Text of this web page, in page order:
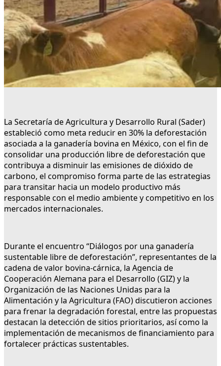
La Secretaría de Agricultura y Desarrollo Rural (Sader)
estableció como meta reducir en 30% la deforestación
asociada a la ganadería bovina en México, con el fin de
consolidar una producción libre de deforestación que
contribuya a disminuir las emisiones de dióxido de
carbono, el compromiso forma parte de las estrategias
para transitar hacia un modelo productivo más
responsable con el medio ambiente y competitivo en los
mercados internacionales.
Durante el encuentro “Diálogos por una ganadería
sustentable libre de deforestación”, representantes de la
cadena de valor bovina-cárnica, la Agencia de
Cooperación Alemana para el Desarrollo (GIZ) y la
Organización de las Naciones Unidas para la
Alimentación y la Agricultura (FAO) discutieron acciones
para frenar la degradación forestal, entre las propuestas
destacan la detección de sitios prioritarios, así como la
implementación de mecanismos de financiamiento para
fortalecer prácticas sustentables.